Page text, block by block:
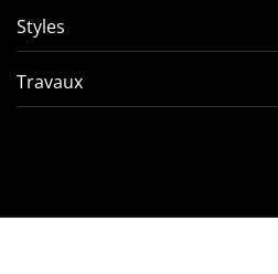
Styles
Travaux